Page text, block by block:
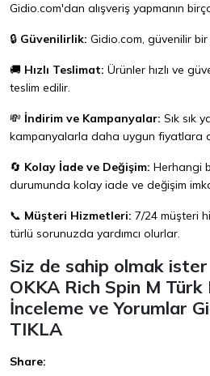
Gidio.com'dan alışveriş yapmanın
🔒 Güvenilirlik: Gidio.com, güvenilir
🚚 Hızlı Teslimat: Ürünler hızlı ve
teslim edilir.
💸 İndirim ve Kampanyalar: Sık sık
kampanyalarla daha uygun fiyatlara
🔄 Kolay İade ve Değişim: Herhangi
durumunda kolay iade ve değişim
📞 Müşteri Hizmetleri: 7/24 müşteri
türlü sorunuzda yardımcı olurlar.
Siz de sahip olmak
OKKA Rich Spin M
İnceleme ve Yorumlar
TIKLA
Share: